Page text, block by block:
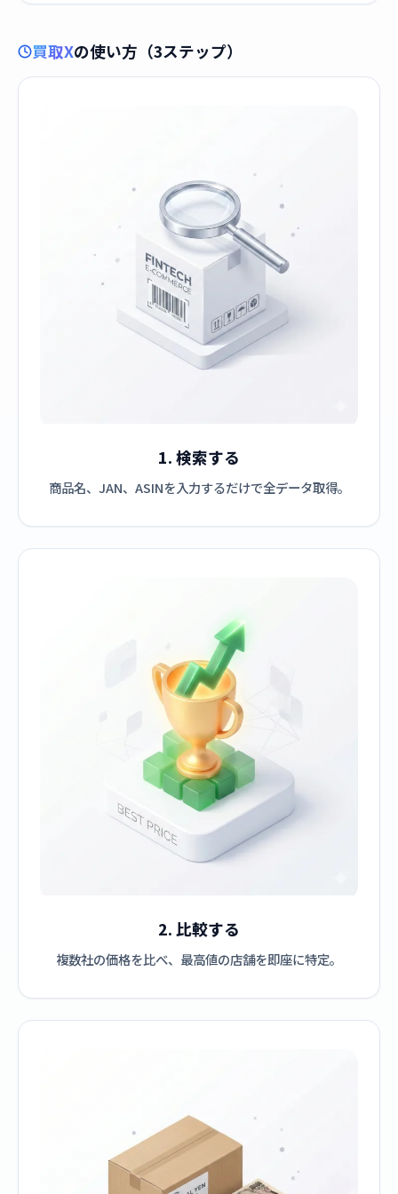
買取Xの使い方（3ステップ）
1. 検索する
商品名、JAN、ASINを入力するだけで全データ取得。
2. 比較する
複数社の価格を比べ、最高値の店舗を即座に特定。